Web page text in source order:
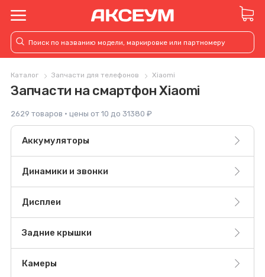
Каталог Запчасти для телефонов Xiaomi
Запчасти на смартфон Xiaomi
2629 товаров · цены от 10 до 31380 ₽
Аккумуляторы
Динамики и звонки
Дисплеи
Задние крышки
Камеры